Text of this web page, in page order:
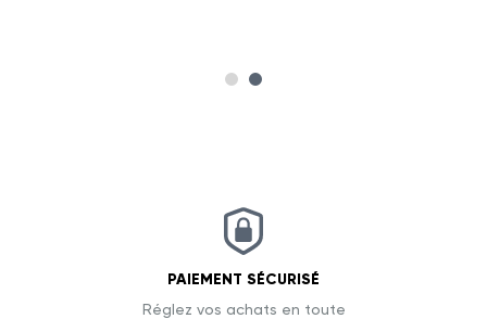
PAIEMENT SÉCURISÉ
Réglez vos achats en toute